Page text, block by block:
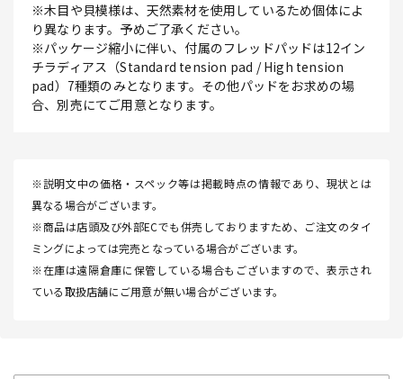
※木目や貝模様は、天然素材を使用しているため個体によ
り異なります。予めご了承ください。
※パッケージ縮小に伴い、付属のフレッドパッドは12イン
チラディアス（Standard tension pad / High tension
pad）7種類のみとなります。その他パッドをお求めの場
合、別売にてご用意となります。
※説明文中の価格・スペック等は掲載時点の情報であり、現状とは
異なる場合がございます。
※商品は店頭及び外部ECでも併売しておりますため、ご注文のタイ
ミングによっては完売となっている場合がございます。
※在庫は遠隔倉庫に保管している場合もございますので、表示され
ている取扱店舗にご用意が無い場合がございます。